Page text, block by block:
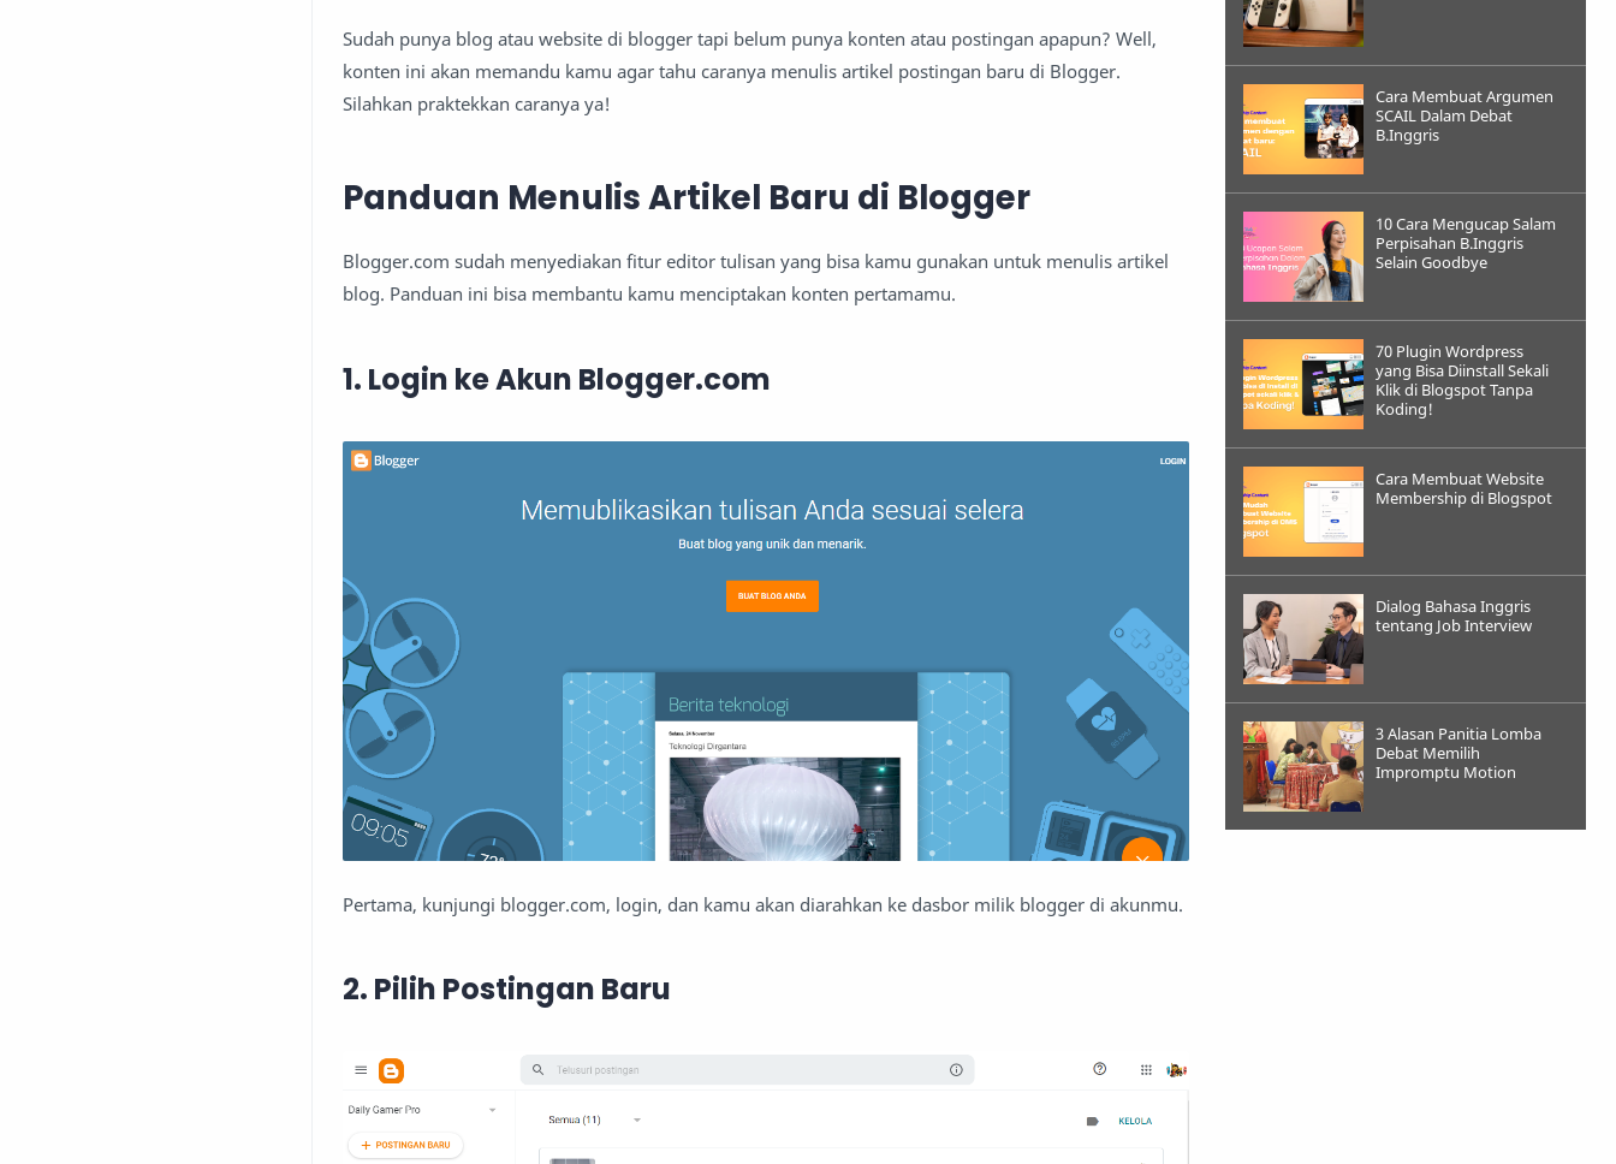
Sudah punya blog atau website di blogger tapi belum punya konten atau postingan apapun? Well,
konten ini akan memandu kamu agar tahu caranya menulis artikel postingan baru di Blogger.
Silahkan praktekkan caranya ya!
Panduan Menulis Artikel Baru di Blogger
Blogger.com sudah menyediakan fitur editor tulisan yang bisa kamu gunakan untuk menulis artikel
blog. Panduan ini bisa membantu kamu menciptakan konten pertamamu.
1. Login ke Akun Blogger.com
Pertama, kunjungi blogger.com, login, dan kamu akan diarahkan ke dasbor milik blogger di akunmu.
2. Pilih Postingan Baru
Cara Membuat Argumen
SCAIL Dalam Debat
B.Inggris
10 Cara Mengucap Salam
Perpisahan B.Inggris
Selain Goodbye
70 Plugin Wordpress
yang Bisa Diinstall Sekali
Klik di Blogspot Tanpa
Koding!
Cara Membuat Website
Membership di Blogspot
Dialog Bahasa Inggris
tentang Job Interview
3 Alasan Panitia Lomba
Debat Memilih
Impromptu Motion